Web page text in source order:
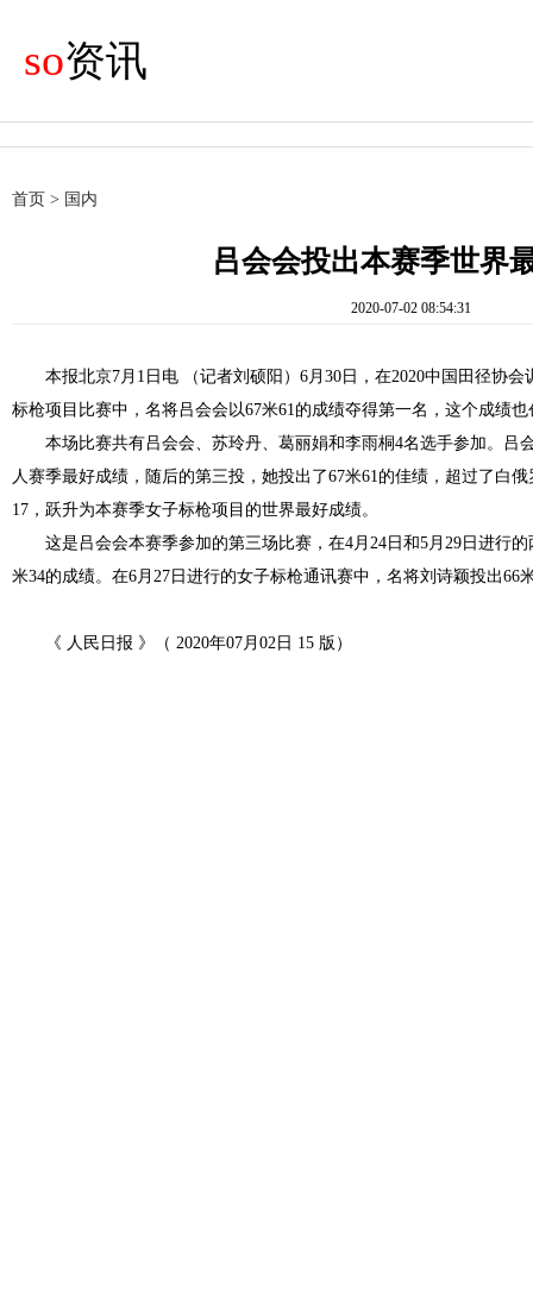
so资讯
首页 > 国内
吕会会投出本赛季世界
2020-07-02 08:54:31
本报北京7月1日电 （记者刘硕阳）6月30日，在2020中国田径协
标枪项目比赛中，名将吕会会以67米61的成绩夺得第一名，这个成绩
本场比赛共有吕会会、苏玲丹、葛丽娟和李雨桐4名选手参加。吕
人赛季最好成绩，随后的第三投，她投出了67米61的佳绩，超过了白
17，跃升为本赛季女子标枪项目的世界最好成绩。
这是吕会会本赛季参加的第三场比赛，在4月24日和5月29日进行
米34的成绩。在6月27日进行的女子标枪通讯赛中，名将刘诗颖投出66
《 人民日报 》（ 2020年07月02日 15 版）